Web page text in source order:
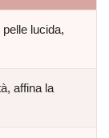
lucida,
affina la